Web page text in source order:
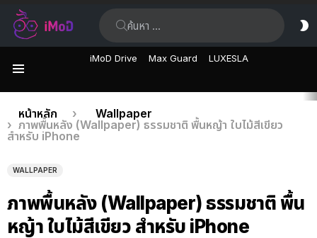
iMoD Drive Max Guard LUXESLA
เรื่อง
ล่าสุด
คุณอยู่ที่นี่:
หน้าหลัก
Wallpaper
ภาพพื้นหลัง (Wallpaper) ธรรมชาติ พื้นหญ้า ใบไม้สีเขียว
สำหรับ iPhone
WALLPAPER
ภาพพื้นหลัง (Wallpaper) ธรรมชาติ พื้น
หญ้า ใบไม้สีเขียว สำหรับ iPhone